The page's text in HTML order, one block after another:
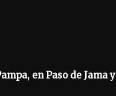
en Paso de Jama y